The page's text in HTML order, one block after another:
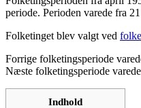
periode. Perioden varede fra
Folketinget blev valgt ved
Forrige folketingsperiode
Næste folketingsperiode
Indhold